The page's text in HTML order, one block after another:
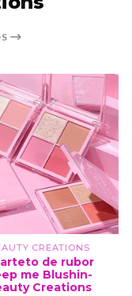
CREATIONS
de rubor
me Blushin-
Creations